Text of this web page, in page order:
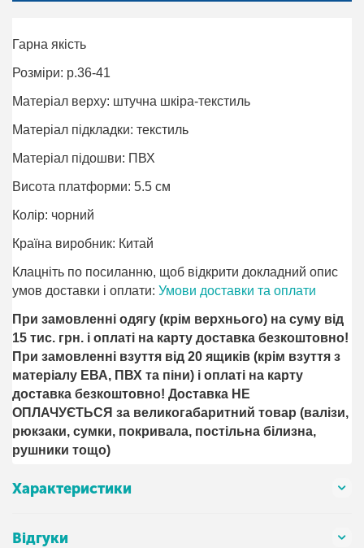
Гарна якість
Розміри: р.36-41
Матеріал верху: штучна шкіра-текстиль
Матеріал підкладки: текстиль
Матеріал підошви: ПВХ
Висота платформи: 5.5 см
Колір: чорний
Країна виробник: Китай
Клацніть по посиланню, щоб відкрити докладний опис
умов доставки і оплати:Умови доставки та оплати
При замовленні одягу (крім верхнього) на суму від
15 тис. грн. і оплаті на карту доставка безкоштовно!
При замовленні взуття від 20 ящиків (крім взуття з
матеріалу ЕВА, ПВХ та піни) і оплаті на карту
доставка безкоштовно! Доставка НЕ ​​
ОПЛАЧУЄТЬСЯ за великогабаритний товар (валізи,
рюкзаки, сумки, покривала, постільна білизна,
рушники тощо)
Характеристики
Відгуки